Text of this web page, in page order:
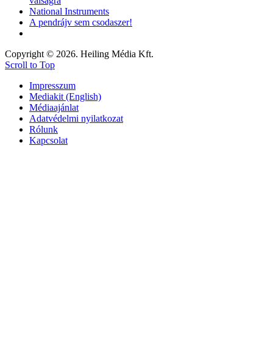
National Instruments
A pendrájv sem csodaszer!
Copyright © 2026. Heiling Média Kft.
Scroll to Top
Impresszum
Mediakit (English)
Médiaajánlat
Adatvédelmi nyilatkozat
Rólunk
Kapcsolat